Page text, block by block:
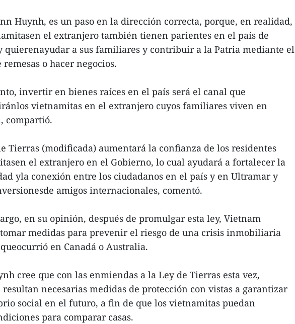
Huynh, es un paso en la dirección correcta, porque, en realidad,
el extranjero también tienen parientes en el país de
quierenayudar a sus familiares y contribuir a la Patria mediante el
remesas o hacer negocios.
invertir en bienes raíces en el país será el canal que
vietnamitas en el extranjero cuyos familiares viven en
compartió.
Tierras (modificada) aumentará la confianza de los residentes
el extranjero en el Gobierno, lo cual ayudará a fortalecer la
yla conexión entre los ciudadanos en el país y en Ultramar y
amigos internacionales, comentó.
en su opinión, después de promulgar esta ley, Vietnam
medidas para prevenir el riesgo de una crisis inmobiliaria
en Canadá o Australia.
cree que con las enmiendas a la Ley de Tierras esta vez,
necesarias medidas de protección con vistas a garantizar
social en el futuro, a fin de que los vietnamitas puedan
para comparar casas.